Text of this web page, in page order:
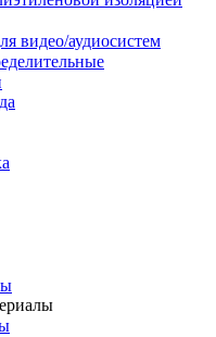
видео/аудиосистем